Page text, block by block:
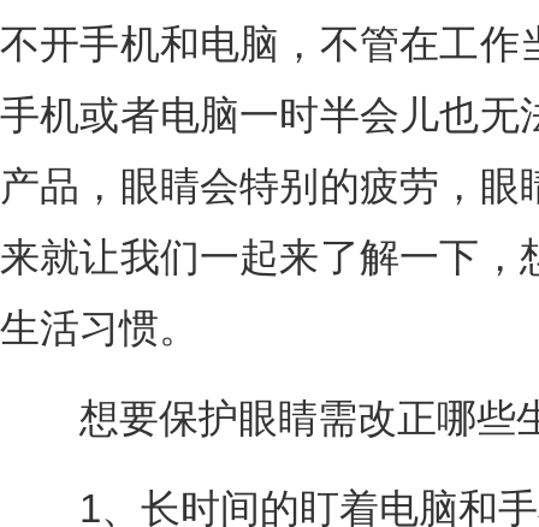
不开手机和电脑，不管在工作
手机或者电脑一时半会儿也无
产品，眼睛会特别的疲劳，
来就让我们一起来了解一下
生活习惯。
想要保护眼睛需改正哪些
1、长时间的盯着电脑和